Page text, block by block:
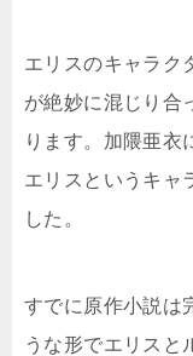
エリスのキャラク
が絶妙に混じり合
ります。加隈亜衣
エリスというキャ
した。
すでに原作小説は
うな形でエリスと